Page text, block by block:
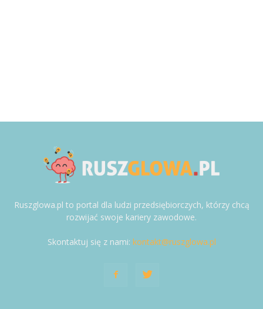
Ruszglowa.pl to portal dla ludzi przedsiębiorczych, którzy chcą
rozwijać swoje kariery zawodowe.
Skontaktuj się z nami: kontakt@ruszglowa.pl